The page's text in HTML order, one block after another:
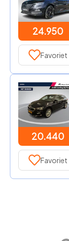
24.950
Favoriet
20.440
Favoriet